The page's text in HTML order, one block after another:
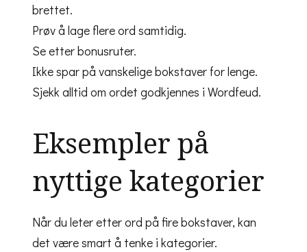
brettet.
Prøv å lage flere ord samtidig.
Se etter bonusruter.
Ikke spar på vanskelige bokstaver for lenge.
Sjekk alltid om ordet godkjennes i Wordfeud.
Eksempler på
nyttige kategorier
Når du leter etter ord på fire bokstaver, kan
det være smart å tenke i kategorier.